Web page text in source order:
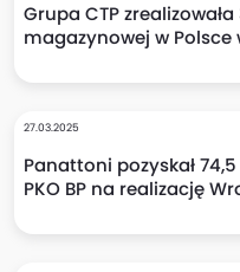
Grupa CTP
magazynowej w Polsce
27.03.2025
Panattoni pozyskał
PKO BP na realizację